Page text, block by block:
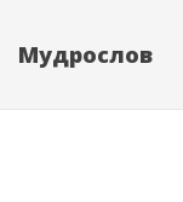
Мудрослов